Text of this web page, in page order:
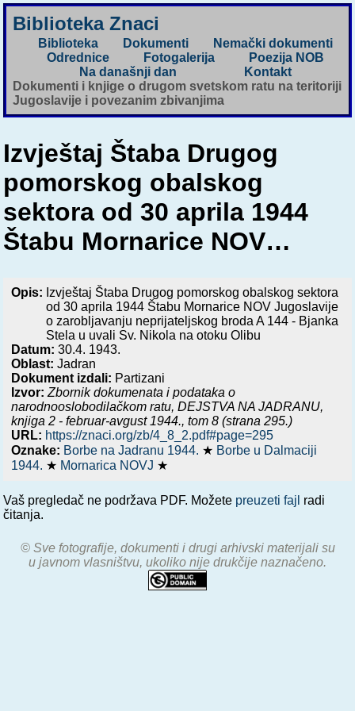
Biblioteka Znaci
Biblioteka Dokumenti
Nemački dokumenti
Odrednice
Fotogalerija
Poezija NOB
Na današnji dan
Kontakt
Dokumenti i knjige o drugom svetskom ratu na teritoriji
Jugoslavije i povezanim zbivanjima
Izvještaj Štaba Drugog
pomorskog obalskog
sektora od 30 aprila 1944
Štabu Mornarice NOV…
Opis: Izvještaj Štaba Drugog pomorskog obalskog sektora
od 30 aprila 1944 Štabu Mornarice NOV Jugoslavije
o zarobljavanju neprijateljskog broda A 144 - Bjanka
Stela u uvali Sv. Nikola na otoku Olibu
Datum:30.4. 1943.
Oblast: Jadran
Dokument izdali: Partizani
Izvor: Zbornik dokumenata i podataka o
narodnooslobodilačkom ratu,DEJSTVA NA JADRANU,
knjiga 2 - februar-avgust 1944., tom 8 (strana 295.)
URL: https://znaci.org/zb/4_8_2.pdf#page=295
Oznake: Borbe na Jadranu 1944. ★ Borbe u Dalmaciji
1944. ★ Mornarica NOVJ ★
Vaš pregledač ne podržava PDF. Možete preuzeti fajl radi
čitanja.
© Sve fotografije, dokumenti i drugi arhivski materijali su
u javnom vlasništvu, ukoliko nije drukčije naznačeno.